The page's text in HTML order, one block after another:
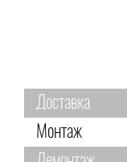
Доставка
Монтаж